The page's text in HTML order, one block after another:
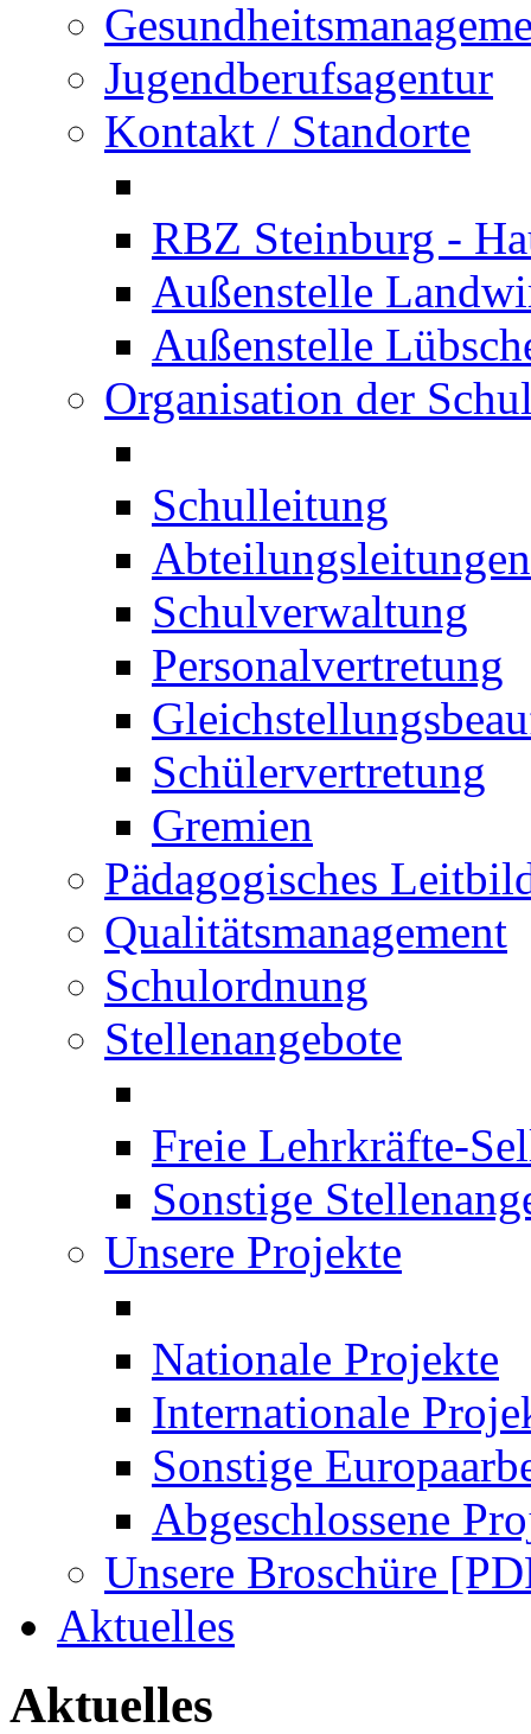
Jugendberufsagentur
Kontakt / Standorte
RBZ Steinburg -
Außenstelle
Außenstelle
Organisation der
Schulleitung
Abteilungsleitungen
Schulverwaltung
Personalvertretung
Schülervertretung
Gremien
Pädagogisches
Qualitätsmanagement
Schulordnung
Stellenangebote
Freie Lehrkräfte-
Sonstige
Unsere Projekte
Nationale Projekte
Internationale
Sonstige
Abgeschlossene
Unsere Broschüre
Aktuelles
Aktuelles